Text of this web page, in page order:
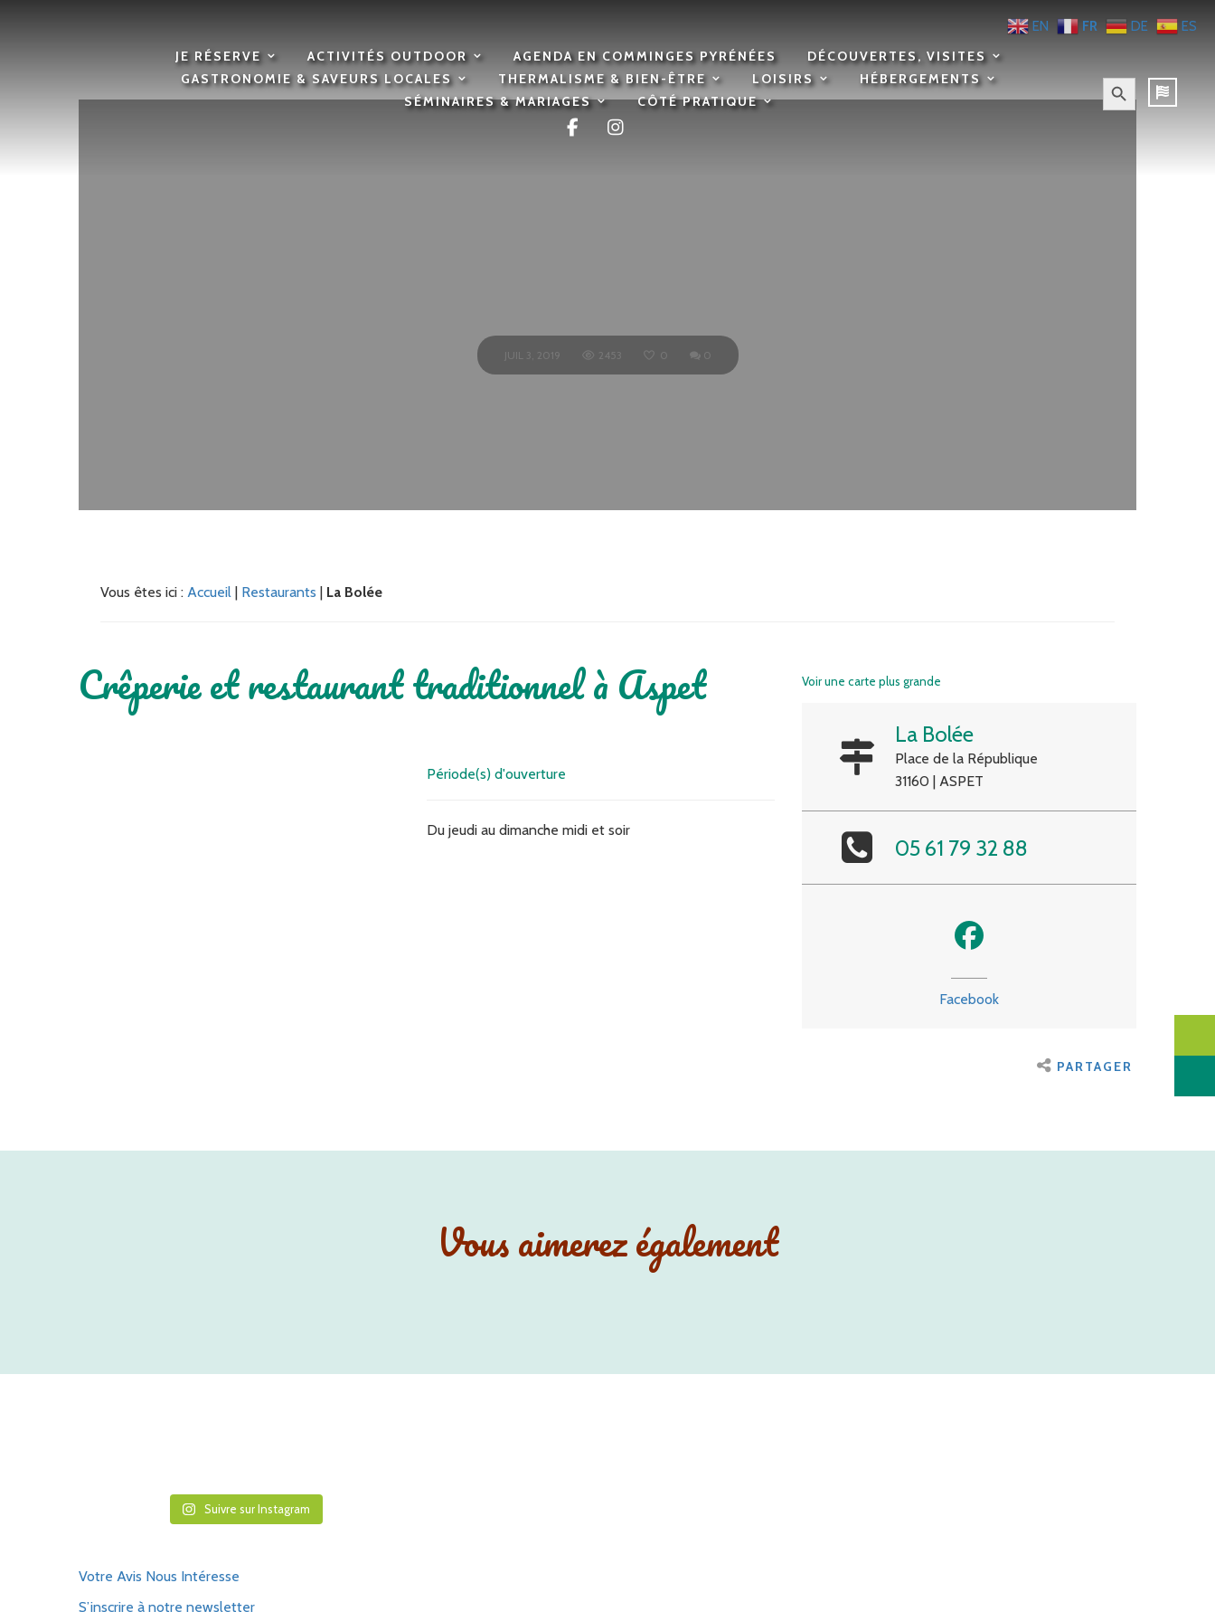
JE RÉSERVE ACTIVITÉS OUTDOOR AGENDA EN COMMINGES PYRÉNÉES
DÉCOUVERTES, VISITES
GASTRONOMIE & SAVEURS LOCALES
THERMALISME & BIEN-ÊTRE LOISIRS
HÉBERGEMENTS
SÉMINAIRES & MARIAGES
CÔTÉ PRATIQUE
Search
for:
Search Button
JUIL 3, 2019 2453 0 0
Vous êtes ici : Accueil | Restaurants | La Bolée
Crêperie et restaurant traditionnel à Aspet
Période(s) d'ouverture
Du jeudi au dimanche midi et soir
Voir une carte plus grande
La Bolée
Place de la République
31160 | ASPET
05 61 79 32 88
Facebook
PARTAGER
Vous aimerez également
Suivre sur Instagram
Votre Avis Nous Intéresse
S’inscrire à notre newsletter
EN FR DE ES